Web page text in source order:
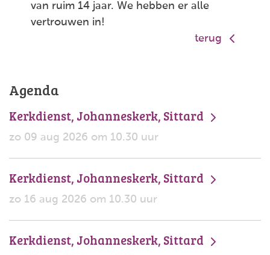
van ruim 14 jaar. We hebben er alle
vertrouwen in!
terug
Agenda
Kerkdienst, Johanneskerk, Sittard
zo 09 aug 2026 om 10.30 uur
Kerkdienst, Johanneskerk, Sittard
zo 16 aug 2026 om 10.30 uur
Kerkdienst, Johanneskerk, Sittard